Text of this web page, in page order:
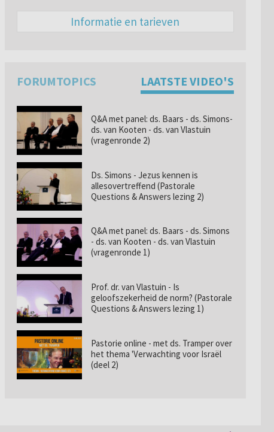
Informatie en tarieven
FORUMTOPICS LAATSTE VIDEO'S
Q&A met panel: ds. Baars - ds. Simons-
ds. van Kooten - ds. van Vlastuin
(vragenronde 2)
Ds. Simons - Jezus kennen is
allesovertreffend (Pastorale
Questions & Answers lezing 2)
Q&A met panel: ds. Baars - ds. Simons
- ds. van Kooten - ds. van Vlastuin
(vragenronde 1)
Prof. dr. van Vlastuin - Is
geloofszekerheid de norm? (Pastorale
Questions & Answers lezing 1)
Pastorie online - met ds. Tramper over
het thema 'Verwachting voor Israël
(deel 2)